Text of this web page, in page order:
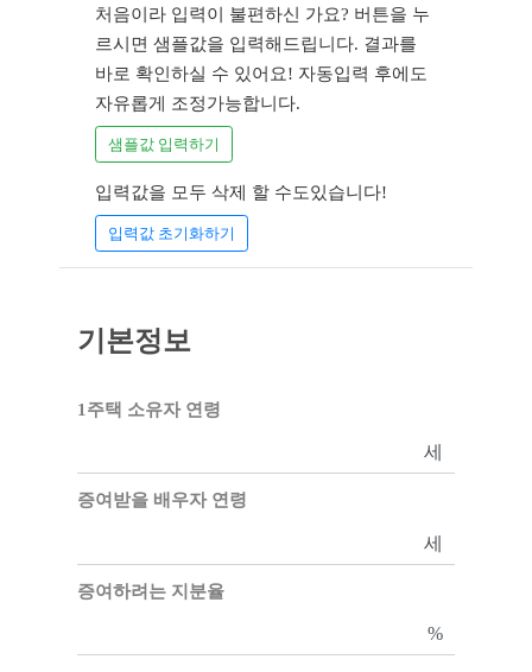
처음이라 입력이 불편하신 가요? 버튼을 누
르시면 샘플값을 입력해드립니다. 결과를
바로 확인하실 수 있어요! 자동입력 후에도
자유롭게 조정가능합니다.
샘플값 입력하기
입력값을 모두 삭제 할 수도있습니다!
입력값 초기화하기
기본정보
1주택 소유자 연령
세
증여받을 배우자 연령
세
증여하려는 지분율
%